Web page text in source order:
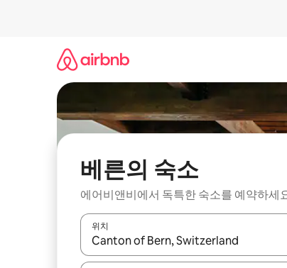
베른의 숙소
에어비앤비에서 독특한 숙소를 예약하세
위치
결과가 나오면 위·아래 화살표 키를 사용하